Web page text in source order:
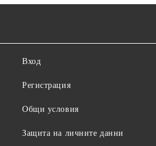
Вход
Регистрация
Общи условия
Защита на личните данни